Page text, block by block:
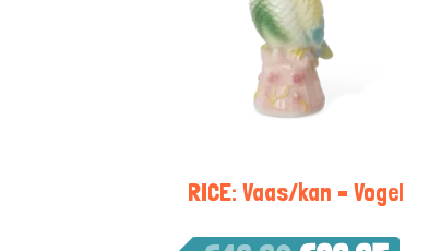
RICE: Vaas/kan – Vogel